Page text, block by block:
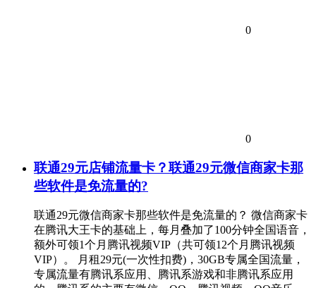
0
0
联通29元店铺流量卡？联通29元微信商家卡那
些软件是免流量的?
联通29元微信商家卡那些软件是免流量的？ 微信商家卡
在腾讯大王卡的基础上，每月叠加了100分钟全国语音，
额外可领1个月腾讯视频VIP（共可领12个月腾讯视频
VIP）。 月租29元(一次性扣费)，30GB专属全国流量，
专属流量有腾讯系应用、腾讯系游戏和非腾讯系应用